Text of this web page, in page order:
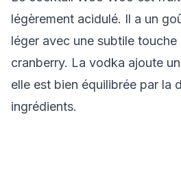
légèrement acidulé. Il a un
léger avec une subtile
cranberry. La vodka ajoute
elle est bien équilibrée par la
ingrédients.